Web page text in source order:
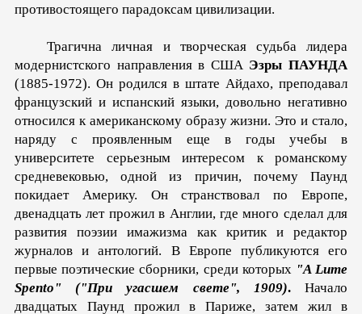
противостоящего парадоксам цивилизации.
Трагична личная и творческая судьба лидера
модернист­ского направления в США Эзры ПАУНДА
(1885-1972). Он родился в штате Айдахо, преподавал
французский и испан­ский языки, довольно негативно
относился к американскому образу жизни. Это и стало,
наряду с проявленным еще в годы учебы в
университете серьезным интересом к романскому
средневековью, одной из причин, почему Паунд
покидает Америку. Он странствовал по Европе,
двенадцать лет прожил в Англии, где много сделал для
развития поэзии имажизма как критик и редактор
журналов и антологий. В Европе публикуются его
первые поэтические сборники, среди которых "A Lume
Spento" ("При угасшем свете", 1909).Начало
двадцатых Паунд прожил в Париже, затем жил в